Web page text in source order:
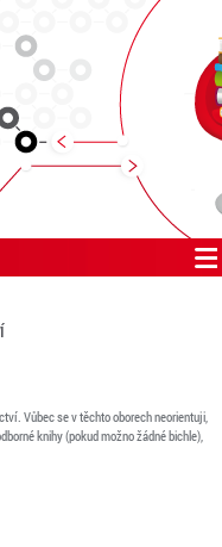
Vůbec se v těchto oborech neorientuji,
knihy (pokud možno žádné bichle),